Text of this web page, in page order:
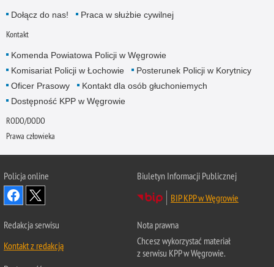
Dołącz do nas! Praca w służbie cywilnej
Kontakt
Komenda Powiatowa Policji w Węgrowie
Komisariat Policji w Łochowie
Posterunek Policji w Korytnicy
Oficer Prasowy
Kontakt dla osób głuchoniemych
Dostępność KPP w Węgrowie
RODO/DODO
Prawa człowieka
Policja online
Biuletyn Informacji Publicznej
BIP KPP w Węgrowie
Redakcja serwisu
Kontakt z redakcją
Nota prawna
Chcesz wykorzystać materiał
z serwisu KPP w Węgrowie.